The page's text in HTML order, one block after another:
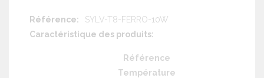
Plus
d'information
SYLV-T8-FERRO-10W
Référence
Température